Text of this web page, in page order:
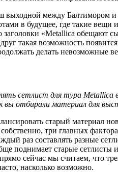
выходной между Балтимором и
в будущее, где такие
«Metallica обещают
такая возможность
делать невозможные
сетлист для тура Metallica
вы отбирали материал для
старый материал
три главных
раз составлять разные
поднимает старые
сейчас мы считаем, что
насколько возможно.